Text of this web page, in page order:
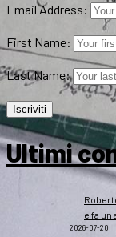
Email Address:
First Name:
Last Name:
Ultimi
e fa un
2026-07-20